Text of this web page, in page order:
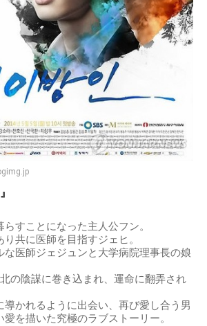
すことになった主人公フン。
共に医師を目指すジェヒ。
な医師ジェジュンと大学病院理事長の娘
の陰謀に巻き込まれ、運命に翻弄され
導かれるように出会い、再び愛し合う男
を描いた究極のラブストーリー。